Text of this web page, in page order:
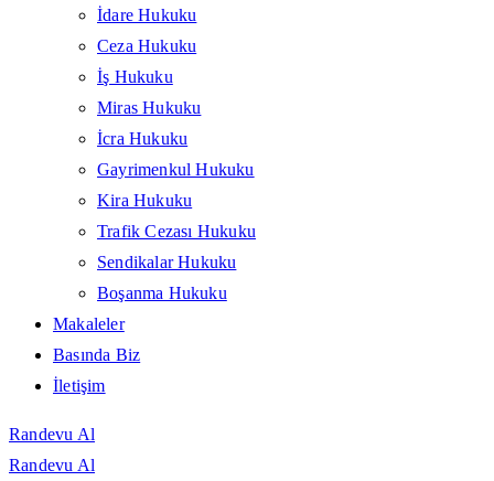
İdare Hukuku
Ceza Hukuku
İş Hukuku
Miras Hukuku
İcra Hukuku
Gayrimenkul Hukuku
Kira Hukuku
Trafik Cezası Hukuku
Sendikalar Hukuku
Boşanma Hukuku
Makaleler
Basında Biz
İletişim
Randevu Al
Randevu Al